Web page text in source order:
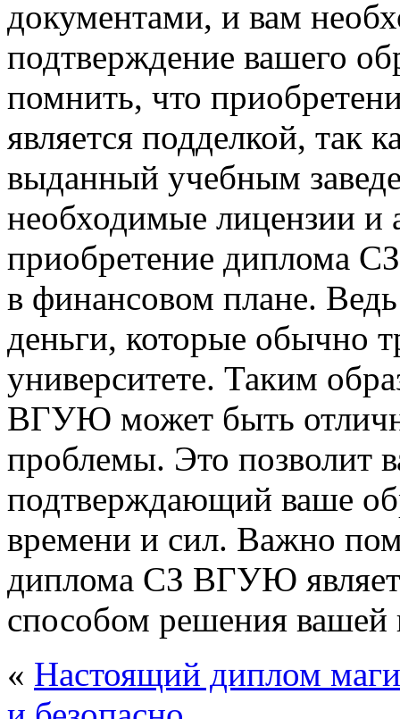
документами, и вам
подтверждение вашего
помнить, что
является подделкой, так
выданный учебным
необходимые лицензии и
приобретение диплома
в финансовом плане.
деньги, которые обычно
университете. Таким
ВГУЮ может быть
проблемы. Это позволит
подтверждающий ваше
времени и сил. Важно
диплома СЗ ВГУЮ
способом решения
« Настоящий диплом